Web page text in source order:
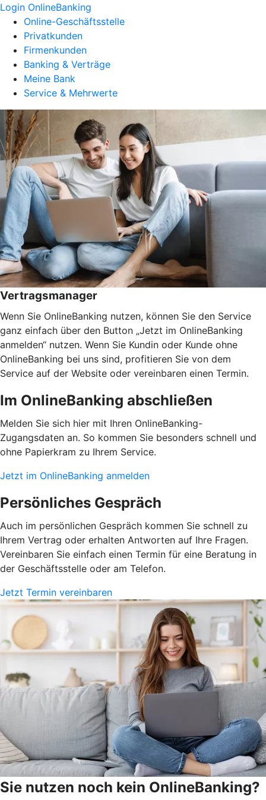
Login OnlineBanking
Online-Geschäftsstelle
Privatkunden
Firmenkunden
Banking & Verträge
Meine Bank
Service & Mehrwerte
Vertragsmanager
Wenn Sie OnlineBanking nutzen, können Sie den Service
ganz einfach über den Button „Jetzt im OnlineBanking
anmelden“ nutzen. Wenn Sie Kundin oder Kunde ohne
OnlineBanking bei uns sind, profitieren Sie von dem
Service auf der Website oder vereinbaren einen Termin.
Im OnlineBanking abschließen
Melden Sie sich hier mit Ihren OnlineBanking-
Zugangsdaten an. So kommen Sie besonders schnell und
ohne Papierkram zu Ihrem Service.
Jetzt im OnlineBanking anmelden
Persönliches Gespräch
Auch im persönlichen Gespräch kommen Sie schnell zu
Ihrem Vertrag oder erhalten Antworten auf Ihre Fragen.
Vereinbaren Sie einfach einen Termin für eine Beratung in
der Geschäftsstelle oder am Telefon.
Jetzt Termin vereinbaren
Sie nutzen noch kein OnlineBanking?